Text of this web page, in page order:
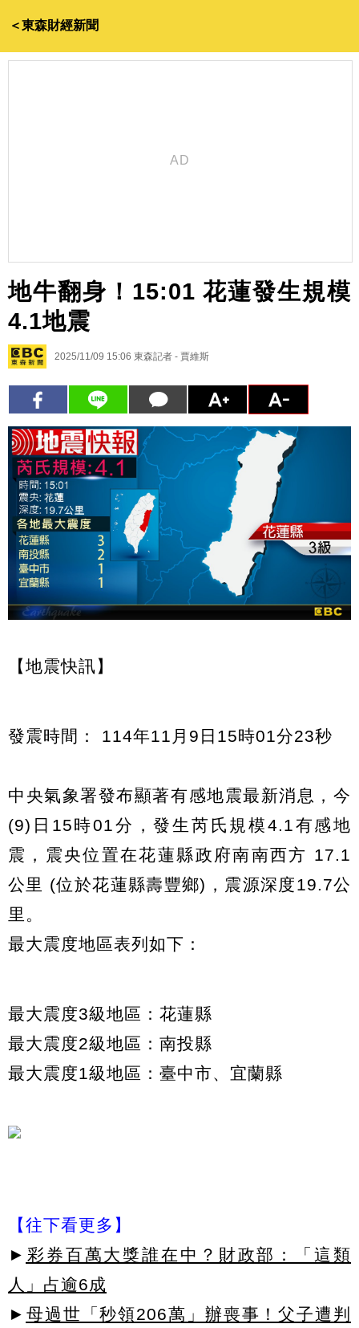
＜東森財經新聞
地牛翻身！15:01 花蓮發生規模
4.1地震
2025/11/09 15:06 東森記者 - 賈維斯
【地震快訊】
發震時間： 114年11月9日15時01分23秒
中央氣象署發布顯著有感地震最新消息，今
(9)日15時01分，發生芮氏規模4.1有感地
震，震央位置在花蓮縣政府南南西方 17.1
公里 (位於花蓮縣壽豐鄉)，震源深度19.7公
里。
最大震度地區表列如下：
最大震度3級地區：花蓮縣
最大震度2級地區：南投縣
最大震度1級地區：臺中市、宜蘭縣
【往下看更多】
► 彩券百萬大獎誰在中？財政部：「這類
人」占逾6成
► 母過世「秒領206萬」辦喪事！父子遭判